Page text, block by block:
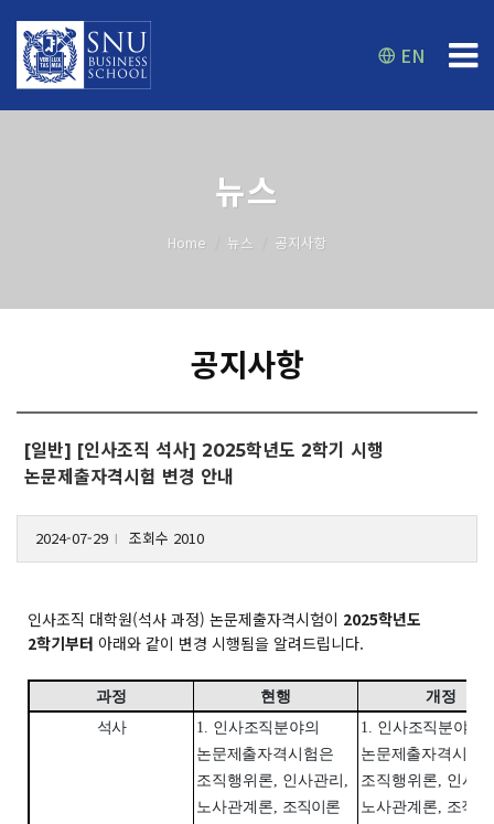
EN
뉴스
Home 뉴스 공지사항
공지사항
[일반] [인사조직 석사] 2025학년도 2학기 시행
논문제출자격시험 변경 안내
2024-07-29 조회수 2010
인사조직 대학원(석사 과정) 논문제출자격시험이 2025학년도
2학기부터 아래와 같이 변경 시행됨을 알려드립니다.
과정 현행
개정
석사
1. 인사조직분야의
논문제출자격시험은
조직행위론, 인사관리 ,
노사관계론, 조직이론
1. 인사조직분야의
논문제출자격시험
조직행위론, 인사
노사관계론, 조직이